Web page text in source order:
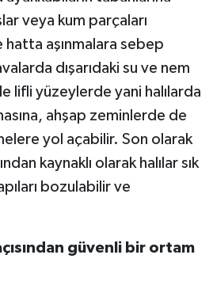
veya kum parçaları
aşınmalara sebep
dışarıdaki su ve nem
lifli yüzeylerde yani halılarda
ahşap zeminlerde de
yol açabilir. Son olarak
kaynaklı olarak halılar sık
bozulabilir ve
güvenli bir ortam